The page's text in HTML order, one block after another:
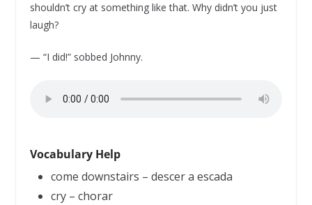
shouldn’t cry at something like that. Why didn’t you just
laugh?
— “I did!” sobbed Johnny.
Vocabulary Help
come downstairs – descer a escada
cry – chorar